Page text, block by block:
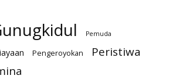
Pemuda
Pengeroyokan Peristiwa